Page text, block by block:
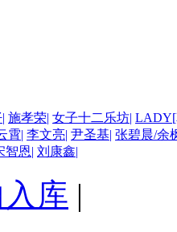
| 施孝荣| 女子十二乐坊|
霄| 李文亮| 尹圣基| 张碧晨/余
智恩| 刘康鑫|
库 |